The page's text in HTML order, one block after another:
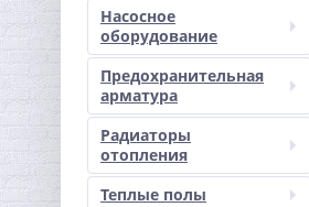
Насосное
оборудование
Предохранительная
арматура
Радиаторы
отопления
Теплые полы